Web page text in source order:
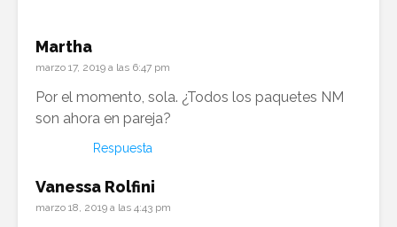
Martha
marzo 17, 2019 a las 6:47 pm
Por el momento, sola. ¿Todos los paquetes NM
son ahora en pareja?
Respuesta
Vanessa Rolfini
marzo 18, 2019 a las 4:43 pm